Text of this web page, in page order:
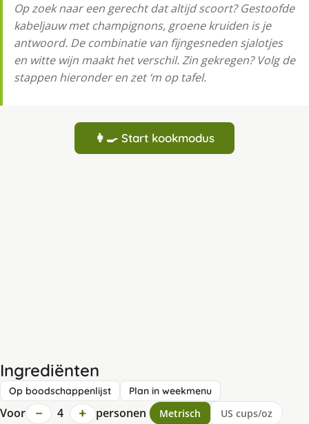
Op zoek naar een gerecht dat altijd scoort? Gestoofde
kabeljauw met champignons, groene kruiden is je
antwoord. De combinatie van fijngesneden sjalotjes
en witte wijn maakt het verschil. Zin gekregen? Volg de
stappen hieronder en zet ‘m op tafel.
👩‍🍳 Start kookmodus
Ingrediënten
Op boodschappenlijst Plan in weekmenu
Voor − 4 + personen Metrisch US cups/oz